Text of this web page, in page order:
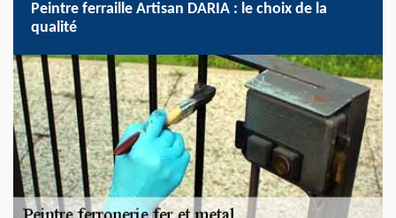
Peintre ferraille Artisan DARIA : le choix de la
qualité